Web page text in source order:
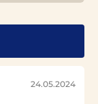
24.05.2024